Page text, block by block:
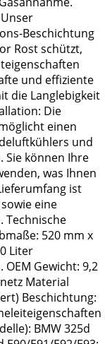
Beschichtung
Rost schützt,
und effiziente
die Langlebigkeit
Die
einen
und
Sie können Ihre
was Ihnen
ist
eine
Technische
520 mm x
Liter
Gewicht: 9,2
Material
Beschichtung:
BMW 325d